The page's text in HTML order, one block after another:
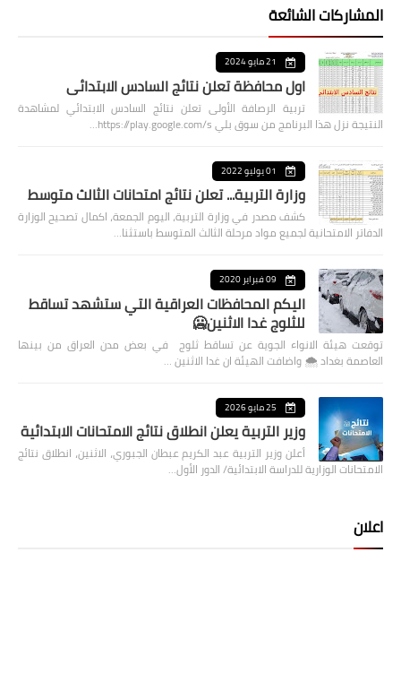
المشاركات الشائعة
21 مايو 2024
اول محافظة تعلن نتائج السادس الابتدائي
تربية الرصافة الأولى تعلن نتائج السادس الابتدائي لمشاهدة
النتيجة نزل هذا البرنامج من سوق بلي https://play.google.com/s…
01 يوليو 2022
وزارة التربية... تعلن نتائج امتحانات الثالث متوسط
كشف مصدر في وزارة التربية، اليوم الجمعة، اكمال تصحيح الوزارة
الدفاتر الامتحانية لجميع مواد مرحلة الثالث المتوسط باستثنا…
09 فبراير 2020
اليكم المحافظات العراقية التي ستشهد تساقط
للثلوج غدا الاثنين🥶
توقعت هيئة الانواء الجوية عن تساقط ثلوج في بعض مدن العراق من بينها
العاصمة بغداد ⁦🌨️⁩ واضافت الهيئة ان غدا الاثنين …
25 مايو 2026
وزير التربية يعلن انطلاق نتائج الامتحانات الابتدائية
أعلن وزير التربية عبد الكريم عبطان الجبوري، الاثنين، انطلاق نتائج
الامتحانات الوزارية للدراسة الابتدائية/ الدور الأول…
اعلان